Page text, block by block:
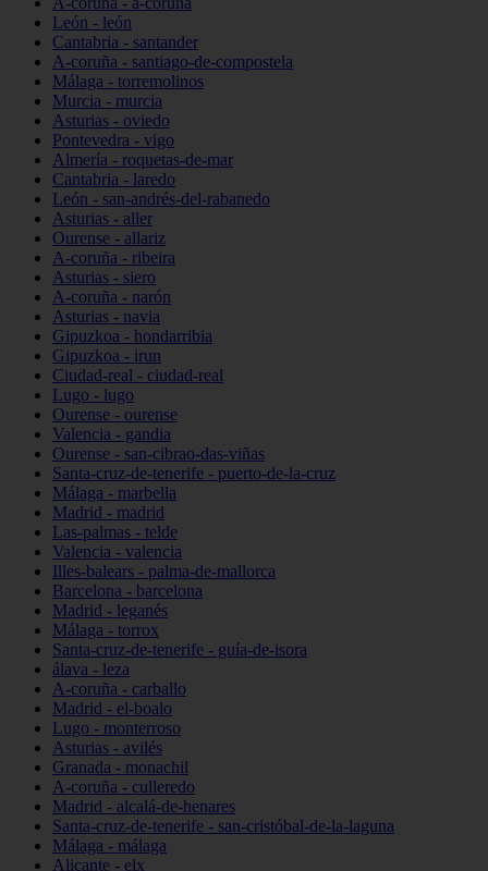
León - león
Cantabria - santander
A-coruña - santiago-de-compostela
Málaga - torremolinos
Murcia - murcia
Asturias - oviedo
Pontevedra - vigo
Almería - roquetas-de-mar
Cantabria - laredo
León - san-andrés-del-rabanedo
Asturias - aller
Ourense - allariz
A-coruña - ribeira
Asturias - siero
A-coruña - narón
Asturias - navia
Gipuzkoa - hondarribia
Gipuzkoa - irun
Ciudad-real - ciudad-real
Lugo - lugo
Ourense - ourense
Valencia - gandia
Ourense - san-cibrao-das-viñas
Santa-cruz-de-tenerife - puerto-de-la-cruz
Málaga - marbella
Madrid - madrid
Las-palmas - telde
Valencia - valencia
Illes-balears - palma-de-mallorca
Barcelona - barcelona
Madrid - leganés
Málaga - torrox
Santa-cruz-de-tenerife - guía-de-isora
álava - leza
A-coruña - carballo
Madrid - el-boalo
Lugo - monterroso
Asturias - avilés
Granada - monachil
A-coruña - culleredo
Madrid - alcalá-de-henares
Santa-cruz-de-tenerife - san-cristóbal-de-la-laguna
Málaga - málaga
Alicante - elx